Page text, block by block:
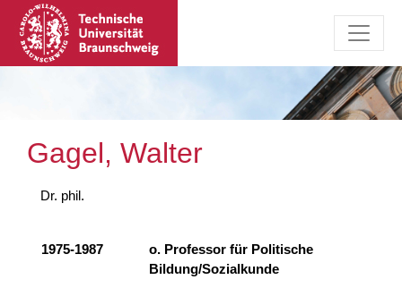
Gagel, Walter
Dr. phil.
1975-1987
o. Professor für Politische
Bildung/Sozialkunde